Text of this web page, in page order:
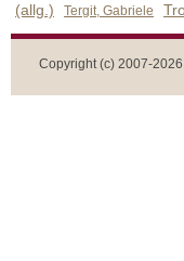
(allg.) Tergit, Gabriele
Copyright (c) 2007-